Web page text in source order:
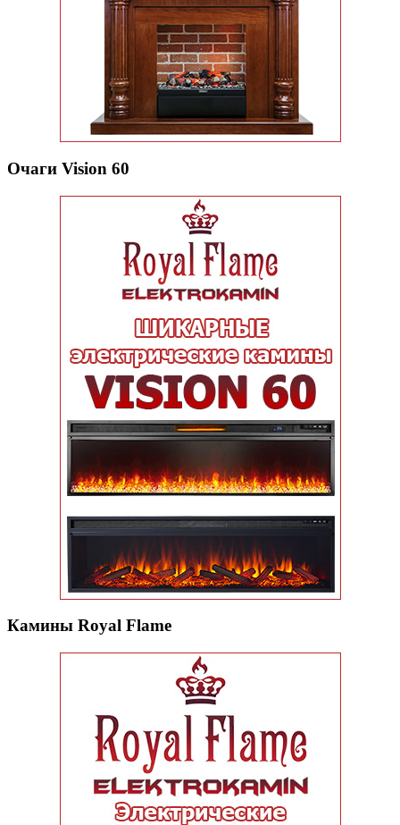
Очаги Vision 60
Камины Royal Flame